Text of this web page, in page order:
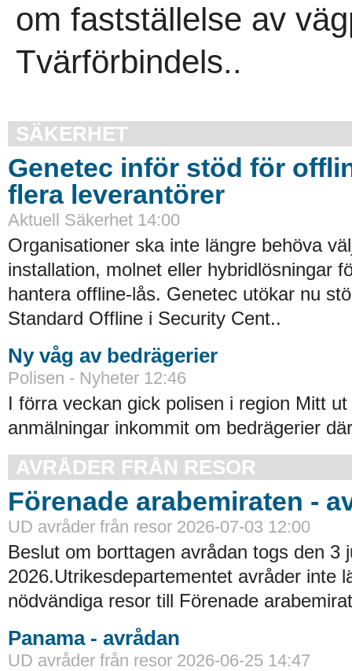
om fastställelse av
Tvärförbindels..
SÄKERHET
Genetec inför stöd för
flera leverantörer
Aktuell Säkerhet 14:00
Organisationer ska inte längre behöva
installation, molnet eller hybridlösningar
hantera offline-lås. Genetec utökar nu
Standard Offline i Security Cent..
Ny våg av bedrägerier
Polisen - Nyheter 12:46
I förra veckan gick polisen i region Mitt
anmälningar inkommit om bedrägerier
AVRÅDER FRÅN RESOR
Förenade arabemiraten -
UD avråder från resor 2026-07-03 12:00
Beslut om borttagen avrådan togs den 3
2026.Utrikesdepartementet avråder inte
nödvändiga resor till Förenade
Panama - avrådan
UD avråder från resor 2026-06-25 14:47